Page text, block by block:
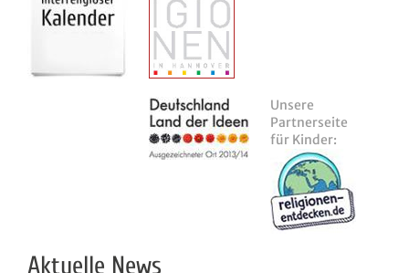
Unsere
Partnerseite
für Kinder:
Aktuelle News